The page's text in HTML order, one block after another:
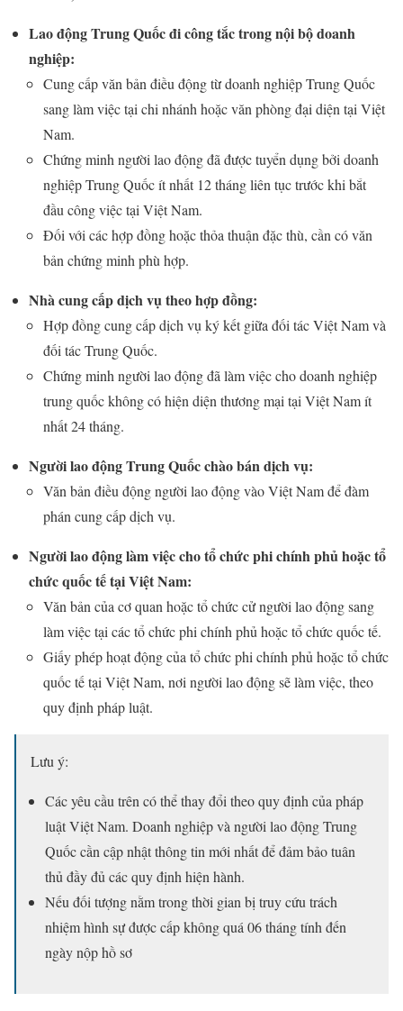
Lao động Trung Quốc đi công tắc trong nội bộ doanh
nghiệp:
Cung cấp văn bản điều động từ doanh nghiệp Trung Quốc
sang làm việc tại chi nhánh hoặc văn phòng đại diện tại Việt
Nam.
Chứng minh người lao động đã được tuyển dụng bởi doanh
nghiệp Trung Quốc ít nhất 12 tháng liên tục trước khi bắt
đầu công việc tại Việt Nam.
Đối với các hợp đồng hoặc thỏa thuận đặc thù, cần có văn
bản chứng minh phù hợp.
Nhà cung cấp dịch vụ theo hợp đồng:
Hợp đồng cung cấp dịch vụ ký kết giữa đối tác Việt Nam và
đối tác Trung Quốc.
Chứng minh người lao động đã làm việc cho doanh nghiệp
trung quốc không có hiện diện thương mại tại Việt Nam ít
nhất 24 tháng.
Người lao động Trung Quốc chào bán dịch vụ:
Văn bản điều động người lao động vào Việt Nam để đàm
phán cung cấp dịch vụ.
Người lao động làm việc cho tổ chức phi chính phủ hoặc tổ
chức quốc tế tại Việt Nam:
Văn bản của cơ quan hoặc tổ chức cử người lao động sang
làm việc tại các tổ chức phi chính phủ hoặc tổ chức quốc tế.
Giấy phép hoạt động của tổ chức phi chính phủ hoặc tổ chức
quốc tế tại Việt Nam, nơi người lao động sẽ làm việc, theo
quy định pháp luật.
Lưu ý:
Các yêu cầu trên có thể thay đổi theo quy định của pháp
luật Việt Nam. Doanh nghiệp và người lao động Trung
Quốc cần cập nhật thông tin mới nhất để đảm bảo tuân
thủ đầy đủ các quy định hiện hành.
Nếu đối tượng nằm trong thời gian bị truy cứu trách
nhiệm hình sự được cấp không quá 06 tháng tính đến
ngày nộp hồ sơ